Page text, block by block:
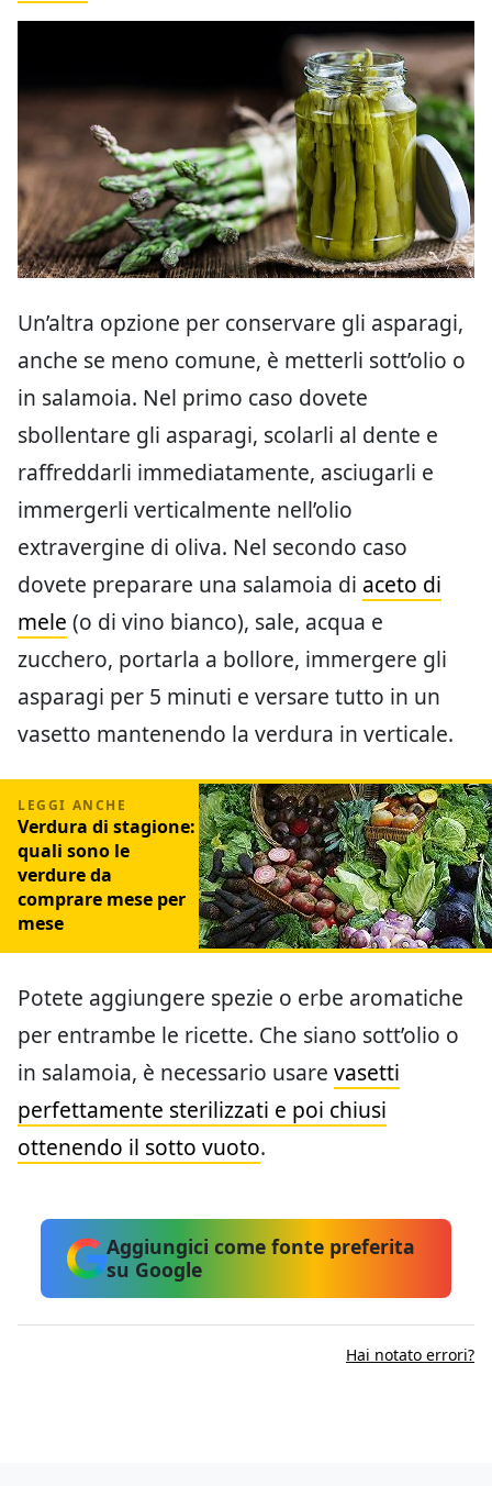
Un’altra opzione per conservare gli asparagi,
anche se meno comune, è metterli sott’olio o
in salamoia. Nel primo caso dovete
sbollentare gli asparagi, scolarli al dente e
raffreddarli immediatamente, asciugarli e
immergerli verticalmente nell’olio
extravergine di oliva. Nel secondo caso
dovete preparare una salamoia di aceto di
mele (o di vino bianco), sale, acqua e
zucchero, portarla a bollore, immergere gli
asparagi per 5 minuti e versare tutto in un
vasetto mantenendo la verdura in verticale.
Verdura di stagione:
quali sono le
verdure da
comprare mese per
mese
Potete aggiungere spezie o erbe aromatiche
per entrambe le ricette. Che siano sott’olio o
in salamoia, è necessario usare vasetti
perfettamente sterilizzati e poi chiusi
ottenendo il sotto vuoto.
Aggiungici come fonte preferita
su Google
Hai notato errori?